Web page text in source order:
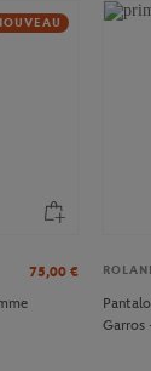
75,00 €
Garros